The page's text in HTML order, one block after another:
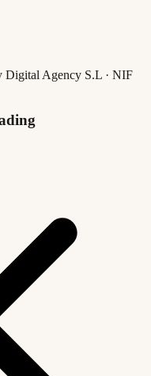
Agency S.L · NIF